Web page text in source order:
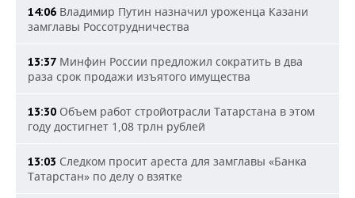
14:06 Владимир Путин назначил уроженца Казани
замглавы Россотрудничества
13:37 Минфин России предложил сократить в два
раза срок продажи изъятого имущества
13:30 Объем работ стройотрасли Татарстана в этом
году достигнет 1,08 трлн рублей
13:03 Следком просит ареста для замглавы «Банка
Татарстан» по делу о взятке